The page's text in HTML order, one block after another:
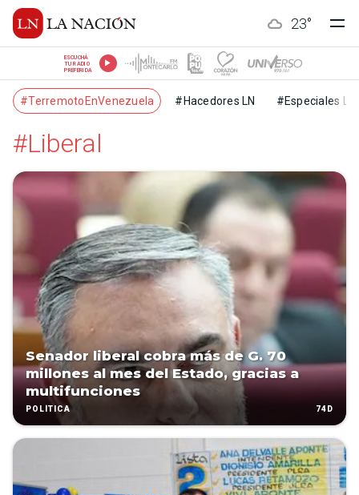
23°
ESCUCHÁ
TU RADIO
PREFERIDA
#TerremotoEnVenezuela #Hacedores LN #Especiales LN
#Liberal
Senador liberal cobra más de G. 70
millones al mes del Estado, gracias a
multifunciones
POLÍTICA 74D